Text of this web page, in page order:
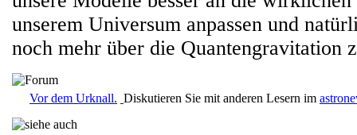
unserem Universum anpassen und
noch mehr über die Quantengravitation
Vor dem Urknall. Diskutieren Sie mit anderen Lesern im